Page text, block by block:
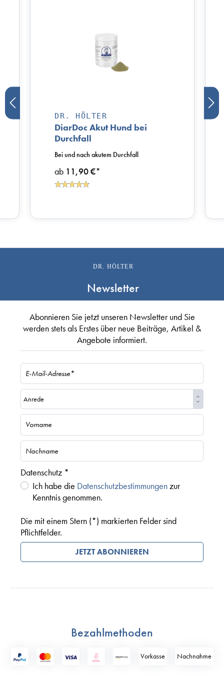
DR. HÖLTER
DiarDoc Akut Hund bei
Durchfall
ab 11,90 €*
Bei und nach akutem Durchfall
DR. HÖLTER
Newsletter
Abonnieren Sie jetzt unseren Newsletter und Sie
werden stets als Erstes über neue Beiträge, Artikel &
Angebote informiert.
Datenschutz *
Ich habe die Datenschutzbestimmungenzur
Kenntnis genommen.
Die mit einem Stern (*) markierten Felder sind
Pflichtfelder.
JETZT ABONNIEREN
Bezahlmethoden
Vorkasse Nach­nahme